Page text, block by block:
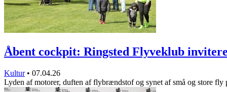
Åbent cockpit: Ringsted Flyveklub
Kultur • 07.04.26
Lyden af motorer, duften af flybrændstof og synet af små og store